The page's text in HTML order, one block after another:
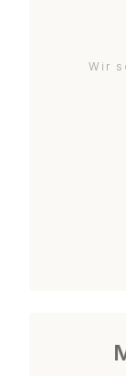
Wir